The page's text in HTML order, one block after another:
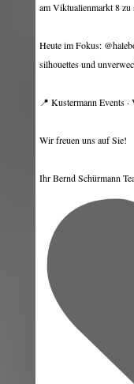
am Viktualienmarkt 8 zu
Heute im Fokus:
silhouettes und
📍 Kustermann Events
Wir freuen uns auf Sie!
Ihr Bernd Schürmann